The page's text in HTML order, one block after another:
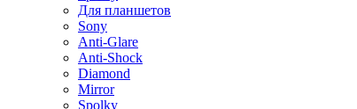
Для планшетов
Sony
Anti-Glare
Anti-Shock
Diamond
Mirror
Spolky